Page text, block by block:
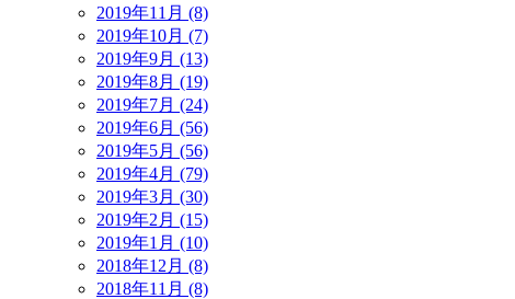
2019年11月 (8)
2019年10月 (7)
2019年9月 (13)
2019年8月 (19)
2019年7月 (24)
2019年6月 (56)
2019年5月 (56)
2019年4月 (79)
2019年3月 (30)
2019年2月 (15)
2019年1月 (10)
2018年12月 (8)
2018年11月 (8)